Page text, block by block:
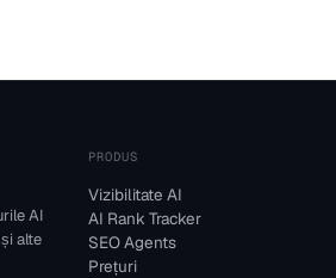
AI
alte
PRODUS
Vizibilitate AI
AI Rank Tracker
SEO Agents
Prețuri